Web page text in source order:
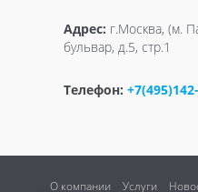
Адрес: г.Москва, (м.
бульвар, д.5, стр.1
Телефон:
О компании Услуги